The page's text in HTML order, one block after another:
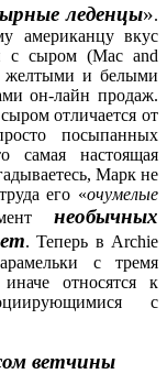
леденцы».
американцу вкус
с сыром (Mac and
желтыми и белыми
он-лайн продаж.
отличается от
посыпанных
настоящая
Марк не
его «очумелые
необычных
. Теперь в Archie
с тремя
относятся к
с
ветчины